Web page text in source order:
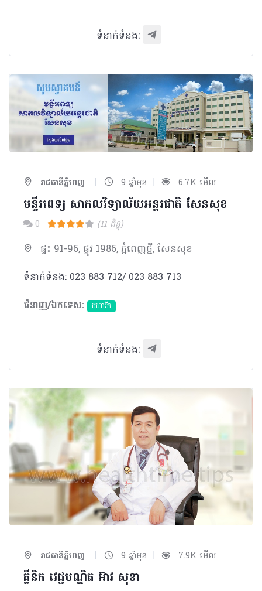
ទំនាក់ទំនង:
រាជធានីភ្នំពេញ | 9 ឆ្នាំមុន | 6.7K មើល
មន្ទីរពេទ្យ សាកលវិទ្យាល័យអន្តរជាតិ សែនសុខ
0 (11 ពិន្ទុ)
ផ្ទះ 91-96, ផ្លូវ 1986, ភ្នំពេញថ្មី, សែនសុខ
ទំនាក់ទំនង: 023 883 712/ 023 883 713
ជំនាញ/ឯកទេស:
មហារីក​
ទំនាក់ទំនង:
រាជធានីភ្នំពេញ | 9 ឆ្នាំមុន | 7.9K មើល
គ្លីនិក វេជ្ជបណ្ឌិត អ៊ាវ សុខា